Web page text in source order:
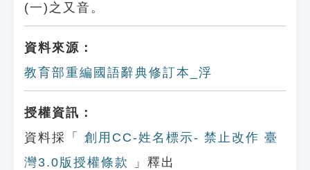
(一)之又音。
資料來源：
教育部重編國語辭典修訂本_浮
授權資訊：
資料採「
創用CC-姓名標示- 禁止改作 臺
灣3.0版授權條款
」釋出